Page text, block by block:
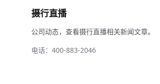
摄行直播
公司动态，查看摄行直播相关新闻文章。
电话：400-883-2046